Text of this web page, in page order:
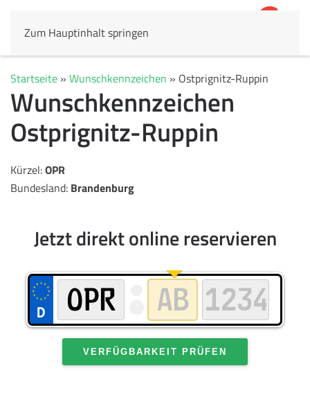
Zum Hauptinhalt springen
Startseite » Wunschkennzeichen » Ostprignitz-Ruppin
Wunschkennzeichen
Ostprignitz-Ruppin
Kürzel:OPR
Bundesland: Brandenburg
Jetzt direkt online reservieren
VERFÜGBARKEIT PRÜFEN